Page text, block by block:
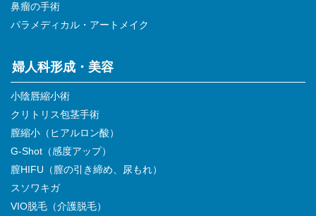
鼻瘤の手術
パラメディカル・アートメイク
婦人科形成・美容
小陰唇縮小術
クリトリス包茎手術
膣縮小（ヒアルロン酸）
G-Shot（感度アップ）
膣HIFU（膣の引き締め、尿もれ）
スソワキガ
VIO脱毛（介護脱毛）